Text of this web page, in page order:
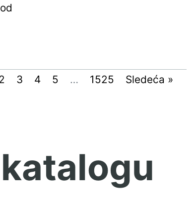
3 4 5 … 1525 Sledeća »